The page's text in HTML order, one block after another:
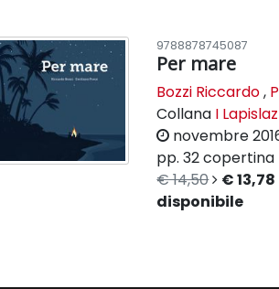
9788878745087
Per mare
Bozzi Riccardo,
Collana I
novembre
pp. 32copertina
€ 14,50
€ 13,78
disponibile